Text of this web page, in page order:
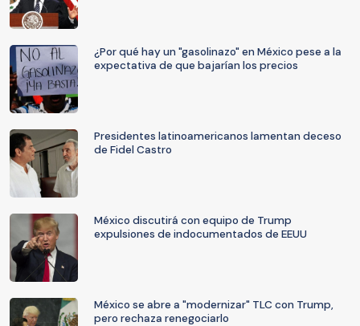
¿Por qué hay un "gasolinazo" en México pese a la
expectativa de que bajarían los precios
Presidentes latinoamericanos lamentan deceso
de Fidel Castro
México discutirá con equipo de Trump
expulsiones de indocumentados de EEUU
México se abre a "modernizar" TLC con Trump,
pero rechaza renegociarlo